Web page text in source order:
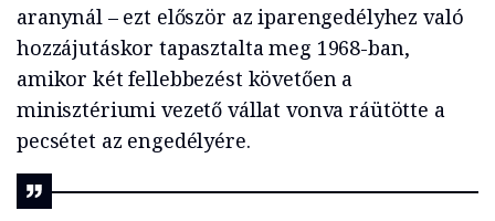
aranynál – ezt először az iparengedélyhez való
hozzájutáskor tapasztalta meg 1968-ban,
amikor két fellebbezést követően a
minisztériumi vezető vállat vonva ráütötte a
pecsétet az engedélyére.